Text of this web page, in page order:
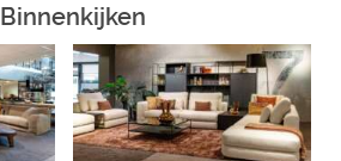
Binnenkijken